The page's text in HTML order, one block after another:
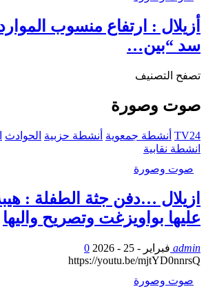
أزيلال : ارتفاع منسوب الموارد
سد “بين…
تصفح التصنيف
صوت وصورة
TV24 أنشطة جمعوية أنشطة حزبية الحوادث
انشطة نقابية
صوت وصورة
ازيلال …دفن جثة الطفلة :
عليها بواويزغت وتصريح واليها
admin فبراير - 25 - 2026
0
https://youtu.be/mjtYD0nnrsQ
صوت وصورة